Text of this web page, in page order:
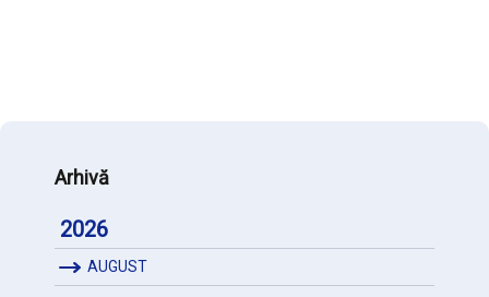
Arhivă
2026
AUGUST